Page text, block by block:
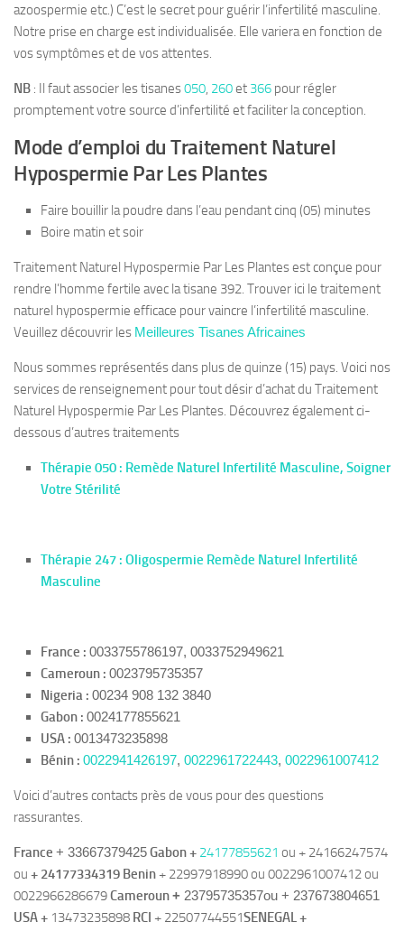
azoospermie etc.) C’est le secret pour guérir l’infertilité masculine.
Notre prise en charge est individualisée. Elle variera en fonction de
vos symptômes et de vos attentes.
NB : Il faut associer les tisanes050, 260et 366 pour régler
promptement votre source d’infertilité et faciliter la conception.
Mode d’emploi du Traitement Naturel
Hypospermie Par Les Plantes
Faire bouillir la poudre dans l’eau pendant cinq (05) minutes
Boire matin et soir
Traitement Naturel Hypospermie Par Les Plantes est conçue pour
rendre l’homme fertile avec la tisane 392. Trouver ici le traitement
naturel hypospermie efficace pour vaincre l’infertilité masculine.
Veuillez découvrir les Meilleures Tisanes Africaines
Nous sommes représentés dans plus de quinze (15) pays. Voici nos
services de renseignement pour tout désir d’achat du Traitement
Naturel Hypospermie Par Les Plantes. Découvrez également ci-
dessous d’autres traitements
Thérapie 050 : Remède Naturel Infertilité Masculine, Soigner
Votre Stérilité
Thérapie 247 : Oligospermie Remède Naturel Infertilité
Masculine
France : 0033755786197, 0033752949621
Cameroun : 0023795735357
Nigeria : 00234 908 132 3840
Gabon : 0024177855621
USA : 0013473235898
Bénin : 0022941426197, 0022961722443, 0022961007412
Voici d’autres contacts près de vous pour des questions
rassurantes.
France + 33667379425Gabon + 24177855621 ou + 24166247574
ou + 24177334319 Benin + 22997918990 ou 0022961007412 ou
0022966286679Cameroun+ 23795735357ou + 237673804651
USA + 13473235898 RCI + 22507744551SENEGAL+